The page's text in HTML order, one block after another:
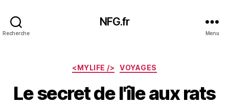
Recherche
NFG.fr
Menu
Catégories
<MYLIFE /> VOYAGES
Le secret de l'île aux rats